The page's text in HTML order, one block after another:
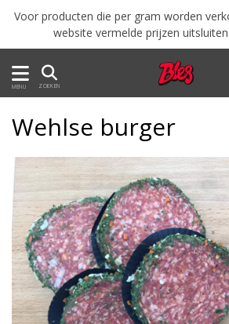
Voor producten die per gram worden
website vermelde prijzen
MENU ZOEKEN
Wehlse burger